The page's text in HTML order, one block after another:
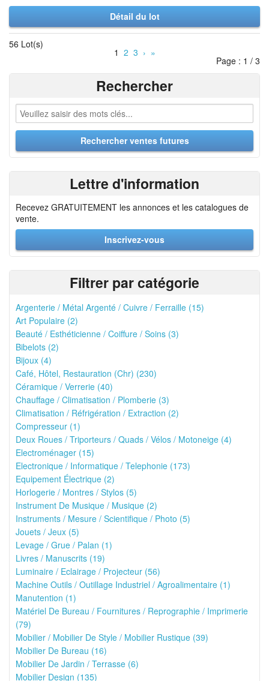
Détail du lot
56 Lot(s)
1 2 3 › »
Page : 1 / 3
Rechercher
Lettre d'information
Recevez GRATUITEMENT les annonces et les catalogues de
vente.
Inscrivez-vous
Filtrer par catégorie
Argenterie / Métal Argenté / Cuivre / Ferraille (15)
Art Populaire (2)
Beauté / Esthéticienne / Coiffure / Soins (3)
Bibelots (2)
Bijoux (4)
Café, Hôtel, Restauration (Chr) (230)
Céramique / Verrerie (40)
Chauffage / Climatisation / Plomberie (3)
Climatisation / Réfrigération / Extraction (2)
Compresseur (1)
Deux Roues / Triporteurs / Quads / Vélos / Motoneige (4)
Electroménager (15)
Electronique / Informatique / Telephonie (173)
Equipement Électrique (2)
Horlogerie / Montres / Stylos (5)
Instrument De Musique / Musique (2)
Instruments / Mesure / Scientifique / Photo (5)
Jouets / Jeux (5)
Levage / Grue / Palan (1)
Livres / Manuscrits (19)
Luminaire / Eclairage / Projecteur (56)
Machine Outils / Outillage Industriel / Agroalimentaire (1)
Manutention (1)
Matériel De Bureau / Fournitures / Reprographie / Imprimerie
(79)
Mobilier / Mobilier De Style / Mobilier Rustique (39)
Mobilier De Bureau (16)
Mobilier De Jardin / Terrasse (6)
Mobilier Design (135)